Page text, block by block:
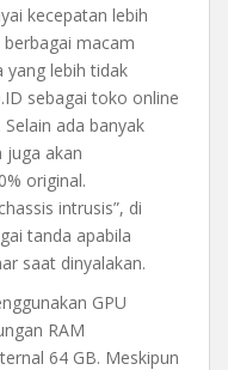
kecepatan lebih
macam
yang lebih tidak
sebagai toko online
ada banyak
akan
original.
intrusis”, di
tanda apabila
saat dinyalakan.
GPU
RAM
64 GB. Meskipun